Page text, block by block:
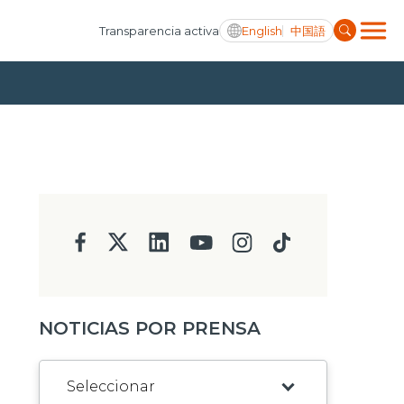
Transparencia activa English 中国語
NOTICIAS POR PRENSA